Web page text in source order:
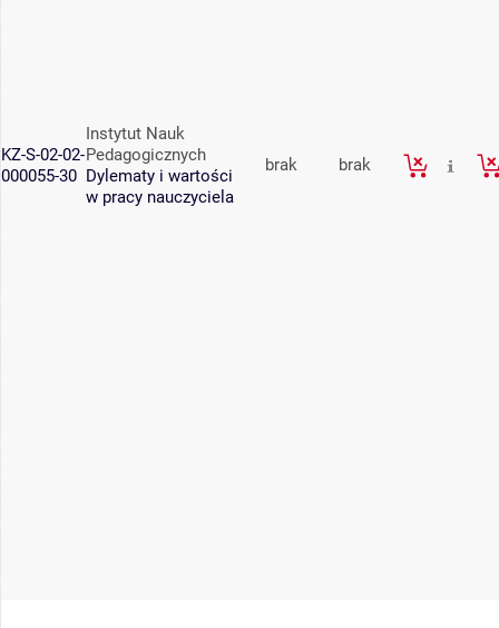
KZ-S-02-02-
000055-30
Instytut Nauk
Pedagogicznych
Dylematy i wartości
w pracy nauczyciela
brak brak